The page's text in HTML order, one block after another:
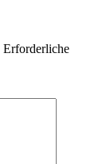
Erforderliche